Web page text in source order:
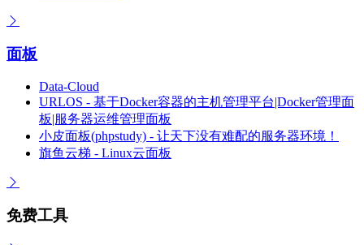
面板
Data-Cloud
URLOS - 基于Docker容器的主机管理平台|Docker管理面
板|服务器运维管理面板
小皮面板(phpstudy) - 让天下没有难配的服务器环境！
旗鱼云梯 - Linux云面板
免费工具